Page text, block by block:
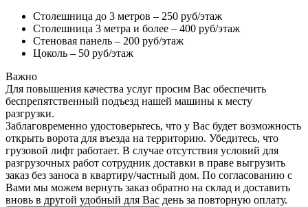
Столешница до 3 метров – 250 руб/этаж
Столешница 3 метра и более – 400 руб/этаж
Стеновая панель – 200 руб/этаж
Цоколь – 50 руб/этаж
Важно
Для повышения качества услуг просим Вас обеспечить
беспрепятственный подъезд нашей машины к месту
разгрузки.
Заблаговременно удостоверьтесь, что у Вас будет возможность
открыть ворота для въезда на территорию. Убедитесь, что
грузовой лифт работает. В случае отсутствия условий для
разгрузочных работ сотрудник доставки в праве выгрузить
заказ без заноса в квартиру/частный дом. По согласованию с
Вами мы можем вернуть заказ обратно на склад и доставить
вновь в другой удобный для Вас день за повторную оплату.